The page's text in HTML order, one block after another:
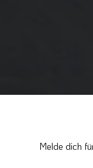
Melde dich